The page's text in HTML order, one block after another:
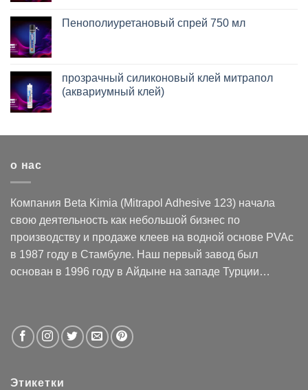
Пенополиуретановый спрей 750 мл
прозрачный силиконовый клей митрапол
(аквариумный клей)
о нас
Компания Beta Kimia (Mitrapol Adhesive 123) начала
свою деятельность как небольшой бизнес по
производству и продаже клеев на водной основе PVAc
в 1987 году в Стамбуле. Наш первый завод был
основан в 1996 году в Айдыне на западе Турции…
Этикетки